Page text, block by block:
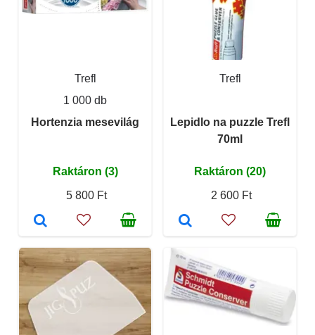
Trefl
1 000 db
Hortenzia mesevilág
Raktáron (3)
5 800 Ft
Trefl
Lepidlo na puzzle Trefl
70ml
Raktáron (20)
2 600 Ft